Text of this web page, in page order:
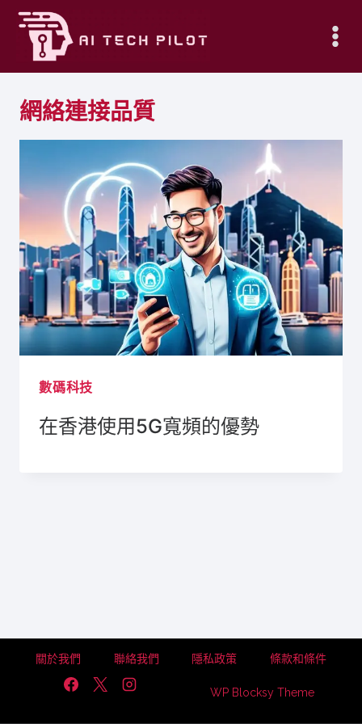
Skip
content
網絡連接品質
數碼科技
在香港使用5G寬頻的優勢
關於我們 聯絡我們 隱私政策 條款和條件
WP Blocksy Theme